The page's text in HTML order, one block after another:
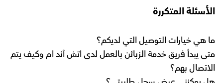
الأسئلة المتكررة
ما هي خيارات التوصيل التي لديكم؟
متى يبدأ فريق خدمة الزبائن بالعمل لدى اتش آند ام وكيف يتم
الاتصال بهم؟